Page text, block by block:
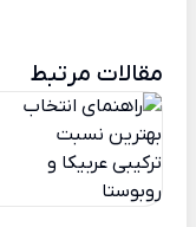
مقالات مرتبط